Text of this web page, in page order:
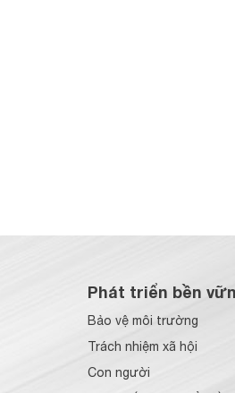
Phát triển bền
Bảo vệ môi trường
Trách nhiệm xã hội
Con người